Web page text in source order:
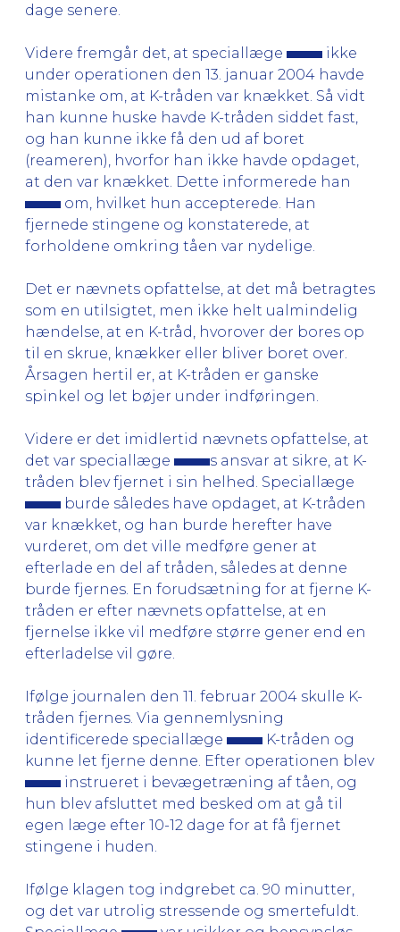
dage senere.
Videre fremgår det, at speciallæge
ikke
under operationen den 13. januar 2004 havde
mistanke om, at K-tråden var knækket. Så vidt
han kunne huske havde K-tråden siddet fast,
og han kunne ikke få den ud af boret
(reameren), hvorfor han ikke havde opdaget,
at den var knækket. Dette informerede han
om, hvilket hun accepterede. Han
fjernede stingene og konstaterede, at
forholdene omkring tåen var nydelige.
Det er nævnets opfattelse, at det må betragtes
som en utilsigtet, men ikke helt ualmindelig
hændelse, at en K-tråd, hvorover der bores op
til en skrue, knækker eller bliver boret over.
Årsagen hertil er, at K-tråden er ganske
spinkel og let bøjer under indføringen.
Videre er det imidlertid nævnets opfattelse, at
det var speciallæge
s ansvar at sikre, at K-
tråden blev fjernet i sin helhed. Speciallæge
burde således have opdaget, at K-tråden
var knækket, og han burde herefter have
vurderet, om det ville medføre gener at
efterlade en del af tråden, således at denne
burde fjernes. En forudsætning for at fjerne K-
tråden er efter nævnets opfattelse, at en
fjernelse ikke vil medføre større gener end en
efterladelse vil gøre.
Ifølge journalen den 11. februar 2004 skulle K-
tråden fjernes. Via gennemlysning
identificerede speciallæge
K-tråden og
kunne let fjerne denne. Efter operationen blev
instrueret i bevægetræning af tåen, og
hun blev afsluttet med besked om at gå til
egen læge efter 10-12 dage for at få fjernet
stingene i huden.
Ifølge klagen tog indgrebet ca. 90 minutter,
og det var utrolig stressende og smertefuldt.